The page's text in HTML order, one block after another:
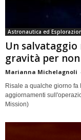
Astronautica ed
Un salvataggio
gravità per
Marianna Michelagnoli
Risale a qualche giorno fa
aggiornamenti
Mission)